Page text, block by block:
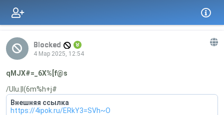
Blocked
4 Мар 2025, 12:54
qMJX#=_6X%[f@s
/UIu.|l(6m%h+j#
Внешняя ссылка
https://4ipok.ru/ERkY3=SVh~O